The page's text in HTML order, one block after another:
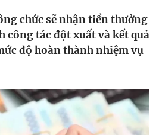
chức sẽ nhận tiền thưởng
công tác đột xuất và kết quả
độ hoàn thành nhiệm vụ